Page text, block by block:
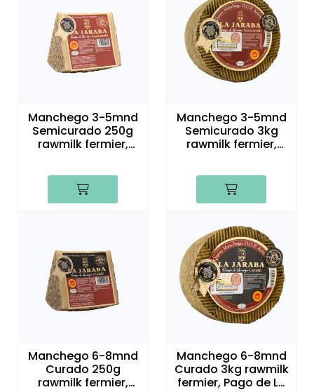
Manchego 3-5mnd
Semicurado 250g
rawmilk fermier,
Manchego 3-5mnd
Semicurado 3kg
rawmilk fermier,
Manchego 6-8mnd
Curado 250g
rawmilk fermier,
Manchego 6-8mnd
Curado 3kg rawmilk
fermier, Pago de La